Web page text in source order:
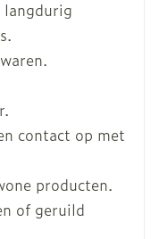
werd
langdurig
contact op met
producten.
of geruild